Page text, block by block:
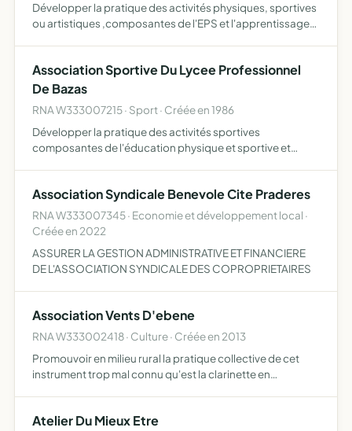
Développer la pratique des activités physiques, sportives
ou artistiques ,composantes de l'EPS et l'apprentissage
Association Sportive Du Lycee Professionnel
De Bazas
RNA W333007215 · Sport · Créée en 1986
Développer la pratique des activités sportives
composantes de l'éducation physique et sportive et
Association Syndicale Benevole Cite Praderes
RNA W333007345 · Economie et développement local ·
Créée en 2022
ASSURER LA GESTION ADMINISTRATIVE ET FINANCIERE
DE L'ASSOCIATION SYNDICALE DES COPROPRIETAIRES
Association Vents D'ebene
RNA W333002418 · Culture · Créée en 2013
Promouvoir en milieu rural la pratique collective de cet
instrument trop mal connu qu'est la clarinette en
Atelier Du Mieux Etre